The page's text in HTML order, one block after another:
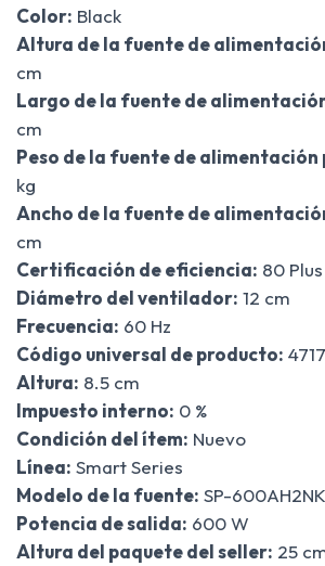
Color: Black
Altura de la fuente de
cm
Largo de la fuente de
cm
Peso de la fuente de alimentación
kg
Ancho de la fuente de
cm
Certificación de eficiencia: 80
Diámetro del ventilador: 12 cm
Frecuencia: 60 Hz
Código universal de producto:
Altura: 8.5 cm
Impuesto interno: 0 %
Condición del ítem: Nuevo
Línea: Smart Series
Modelo de la fuente: SP-
Potencia de salida: 600 W
Altura del paquete del seller: 25